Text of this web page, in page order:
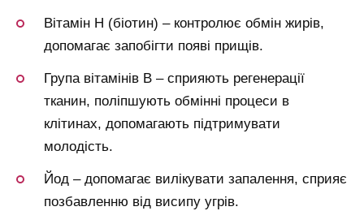
Вітамін Н (біотин) – контролює обмін жирів,
допомагає запобігти появі прищів.
Група вітамінів В – сприяють регенерації
тканин, поліпшують обмінні процеси в
клітинах, допомагають підтримувати
молодість.
Йод – допомагає вилікувати запалення, сприяє
позбавленню від висипу угрів.